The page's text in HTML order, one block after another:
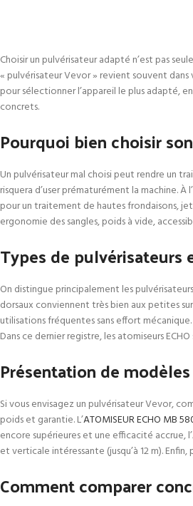
Choisir un pulvérisateur adapté n’est pas
« pulvérisateur Vevor » revient souvent
pour sélectionner l’appareil le plus adapté,
concrets.
Pourquoi bien choisir
Un pulvérisateur mal choisi peut rendre un
risquera d’user prématurément la machine.
pour un traitement de hautes frondaisons,
ergonomie des sangles, poids à vide,
Types de pulvérisateurs
On distingue principalement les
dorsaux conviennent très bien aux petites
utilisations fréquentes sans effort
Dans ce dernier registre, les atomiseurs
Présentation de
Si vous envisagez un pulvérisateur Vevor,
poids et garantie. L’ATOMISEUR ECHO MB
encore supérieures et une efficacité accrue, l’
et verticale intéressante (jusqu’à 12 m).
Comment comparer